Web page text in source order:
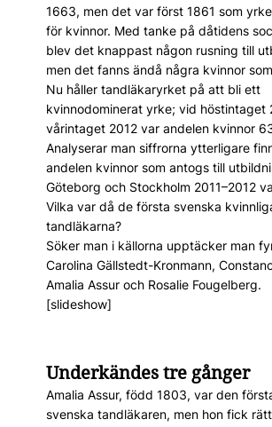
1663, men det var först 1861 som
för kvinnor. Med tanke på dåtidens
blev det knappast någon rusning till
men det fanns ändå några kvinnor
Nu håller tandläkaryrket på att bli ett
kvinnodominerat yrke; vid höstintaget
vårintaget 2012 var andelen kvinnor
Analyserar man siffrorna ytterligare
andelen kvinnor som antogs till
Göteborg och Stockholm 2011–2012
Vilka var då de första svenska
tandläkarna?
Söker man i källorna upptäcker man
Carolina Gällstedt-Kronmann,
Amalia Assur och Rosalie Fougelberg.
[slideshow]
Underkändes tre gånger
Amalia Assur, född 1803, var den
svenska tandläkaren, men hon fick